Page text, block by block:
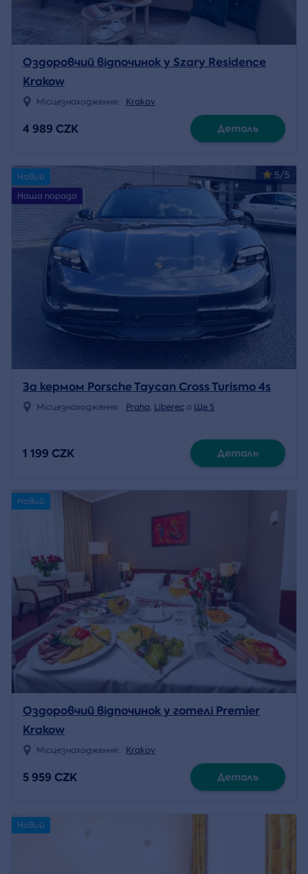
Оздоровчий відпочинок у Szary Residence
Krakow
Місцезнаходження: Krakov
4 989 CZK Деталь
5/5
Новий
Наша порада
За кермом Porsche Taycan Cross Turismo 4s
Місцезнаходження: Praha, Liberec a Ще 5
1 199 CZK Деталь
Новий
Оздоровчий відпочинок у готелі Premier
Krakow
Місцезнаходження: Krakov
5 959 CZK Деталь
Новий